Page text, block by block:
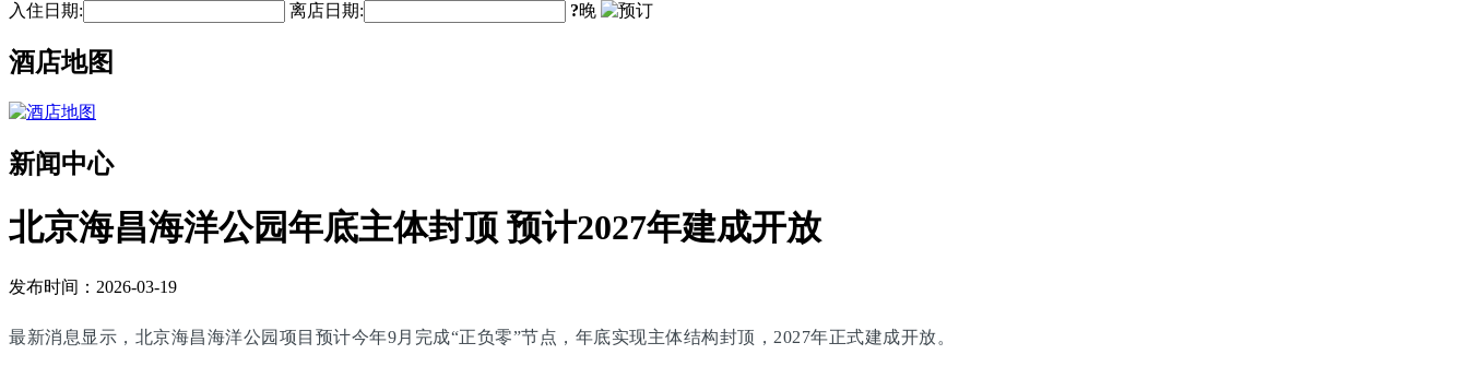
入住日期:
离店日期: ?晚
酒店地图
新闻中心
北京海昌海洋公园年底主体封顶 预计2027年建成开放
发布时间：2026-03-19
最新消息显示，北京海昌海洋公园项目预计今年9月完成“正负零”节点，年底实现主体结构封顶，2027年正式建成开放。